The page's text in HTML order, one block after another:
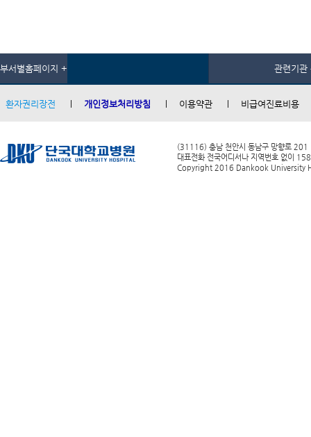
부서별홈페이지 + 관련기관
환자권리장전 개인정보처리방침 이용약관 비급여진료비용
(31116) 충남 천안시 동남구 망향로 201
대표전화 전국어디서나 지역번호 없이
Copyright 2016 Dankook University